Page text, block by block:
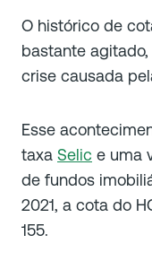
O histórico de
bastante
crise causada
Esse
taxa Selic e uma
de fundos
2021, a cota do
155.